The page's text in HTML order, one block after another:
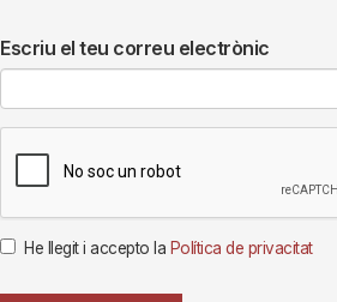
Escriu el teu correu electrònic
He llegit i accepto la Política de privacitat